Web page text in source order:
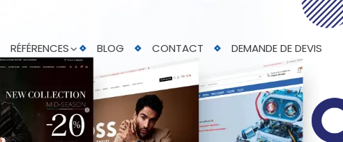
RÉFÉRENCES BLOG CONTACT DEMANDE DE DEVIS